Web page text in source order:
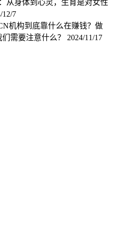
从身体到心灵，生育是对女性
12/7
机构到底靠什么在赚钱？做
需要注意什么？ 2024/11/17